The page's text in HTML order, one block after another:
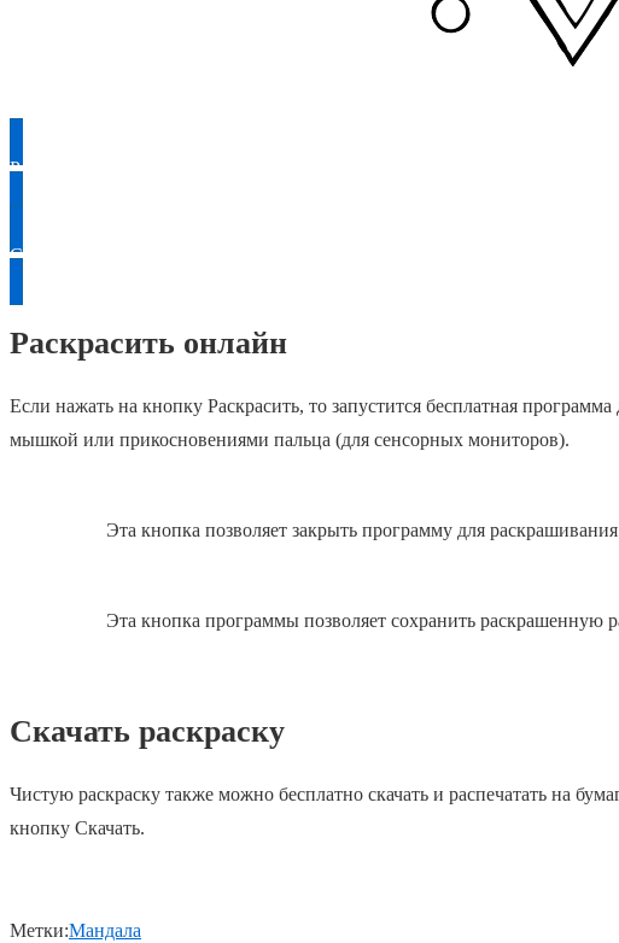
Раскрасить
Скачать
Раскрасить онлайн
Если нажать на кнопку Раскрасить, то запустится бесплатная
мышкой или прикосновениями пальца (для сенсорных мониторов).
Эта кнопка позволяет закрыть программу для
Эта кнопка программы позволяет сохранить раскрашенную
Скачать раскраску
Чистую раскраску также можно бесплатно скачать и распечатать на
кнопку Скачать.
Метки:Мандала